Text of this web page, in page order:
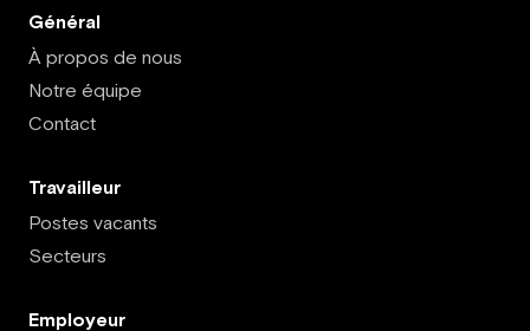
Général
À propos de nous
Notre équipe
Contact
Travailleur
Postes vacants
Secteurs
Employeur